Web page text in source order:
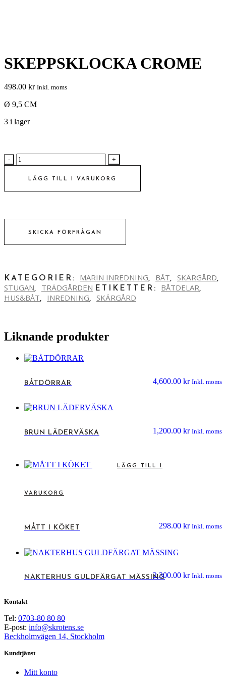
SKEPPSKLOCKA CROME
498.00 kr Inkl. moms
Ø 9,5 CM
3 i lager
SKEPPSKLOCKA
CROME
LÄGG TILL I VARUKORG
SKICKA FÖRFRÅGAN
KATEGORIER: MARIN INREDNING, BÅT, SKÄRGÅRD,
STUGAN, TRÄDGÅRDEN ETIKETTER: BÅTDELAR,
HUS&BÅT, INREDNING, SKÄRGÅRD
Liknande produkter
BÅTDÖRRAR 4,600.00 kr Inkl. moms
BRUN LÄDERVÄSKA 1,200.00 kr Inkl. moms
LÄGG TILL I
VARUKORG
MÅTT I KÖKET 298.00 kr Inkl. moms
NAKTERHUS GULDFÄRGAT MÄSSING2,300.00 kr Inkl. moms
Kontakt
Tel: 0703-80 80 80
E-post: info@skrotens.se
Beckholmvägen 14, Stockholm
Kundtjänst
Mitt konto